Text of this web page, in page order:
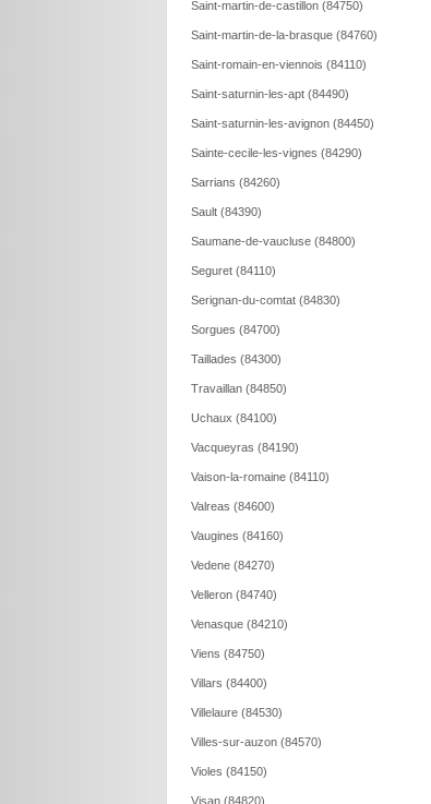
Saint-martin-de-castillon (84750)
Saint-martin-de-la-brasque (84760)
Saint-romain-en-viennois (84110)
Saint-saturnin-les-apt (84490)
Saint-saturnin-les-avignon (84450)
Sainte-cecile-les-vignes (84290)
Sarrians (84260)
Sault (84390)
Saumane-de-vaucluse (84800)
Seguret (84110)
Serignan-du-comtat (84830)
Sorgues (84700)
Taillades (84300)
Travaillan (84850)
Uchaux (84100)
Vacqueyras (84190)
Vaison-la-romaine (84110)
Valreas (84600)
Vaugines (84160)
Vedene (84270)
Velleron (84740)
Venasque (84210)
Viens (84750)
Villars (84400)
Villelaure (84530)
Villes-sur-auzon (84570)
Violes (84150)
Visan (84820)